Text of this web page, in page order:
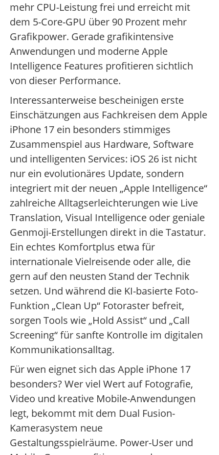
mehr CPU-Leistung frei und erreicht mit
dem 5-Core-GPU über 90 Prozent mehr
Grafikpower. Gerade grafikintensive
Anwendungen und moderne Apple
Intelligence Features profitieren sichtlich
von dieser Performance.
Interessanterweise bescheinigen erste
Einschätzungen aus Fachkreisen dem Apple
iPhone 17 ein besonders stimmiges
Zusammenspiel aus Hardware, Software
und intelligenten Services: iOS 26 ist nicht
nur ein evolutionäres Update, sondern
integriert mit der neuen „Apple Intelligence“
zahlreiche Alltagserleichterungen wie Live
Translation, Visual Intelligence oder geniale
Genmoji-Erstellungen direkt in die Tastatur.
Ein echtes Komfortplus etwa für
internationale Vielreisende oder alle, die
gern auf den neusten Stand der Technik
setzen. Und während die KI-basierte Foto-
Funktion „Clean Up“ Fotoraster befreit,
sorgen Tools wie „Hold Assist“ und „Call
Screening“ für sanfte Kontrolle im digitalen
Kommunikationsalltag.
Für wen eignet sich das Apple iPhone 17
besonders? Wer viel Wert auf Fotografie,
Video und kreative Mobile-Anwendungen
legt, bekommt mit dem Dual Fusion-
Kamerasystem neue
Gestaltungsspielräume. Power-User und